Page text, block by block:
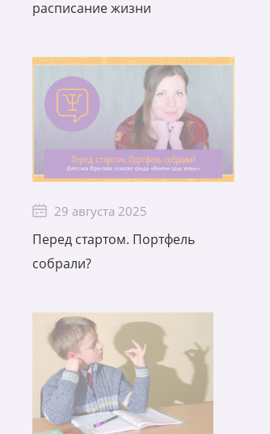
расписание жизни
29 августа 2025
Перед стартом. Портфель
собрали?